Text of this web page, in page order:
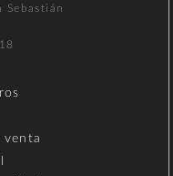
Sebastián
venta